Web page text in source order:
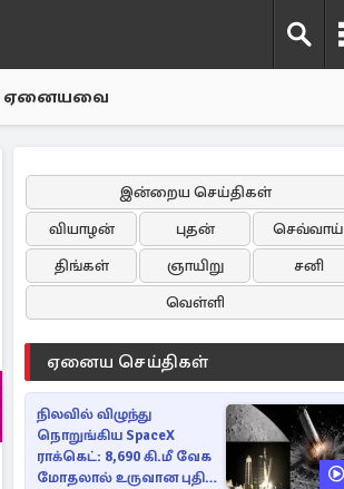
ஏனையவை
இன்றைய செய்திகள்
வியாழன்
புதன்
செவ்வாய்
திங்கள்
ஞாயிறு
சனி
வெள்ளி
ஏனைய செய்திகள்
நிலவில் விழுந்து
நொறுங்கிய SpaceX
ராக்கெட்: 8,690 கி.மீ வேக
மோதலால் உருவான புதிய